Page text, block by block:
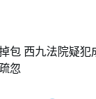
包 西九法院疑犯
忽